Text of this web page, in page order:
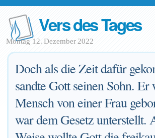
Vers des Tages
Montag 12. Dezember 2022
Doch als die Zeit dafür
sandte Gott seinen Sohn. Er
Mensch von einer Frau
war dem Gesetz unterstellt.